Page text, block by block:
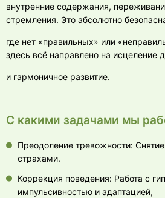
внутренние содержания,
стремления. Это абсолютно
где нет «правильных» или
здесь всё направлено на исцеление
и гармоничное развитие.
С какими задачами мы
Преодоление тревожности:
страхами.
Коррекция поведения: Работа с
импульсивностью и адаптацией,